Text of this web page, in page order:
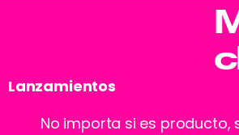
Lanzamientos
No importa si es producto,